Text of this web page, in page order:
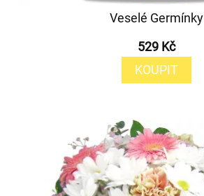
Veselé Germínky
529 Kč
KOUPIT